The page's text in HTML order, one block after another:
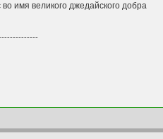
во имя великого джедайского добра